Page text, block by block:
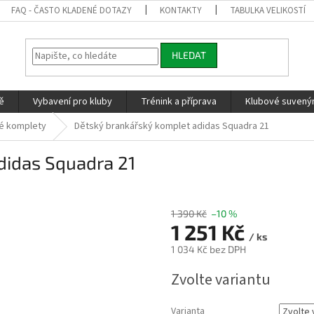
FAQ - ČASTO KLADENÉ DOTAZY KONTAKTY TABULKA VELIKOSTÍ
HLEDAT
Vybavení pro kluby Trénink a příprava Klubové
komplety Dětský brankářský komplet adidas Squadra 21
Squadra 21
1 390 Kč –10 %
1 251 Kč / ks
1 034 Kč bez DPH
cena:
Zvolte variantu